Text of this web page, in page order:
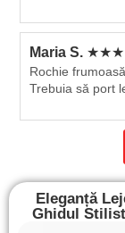
Maria S.
Rochie
Trebuia să port
Eleganță
Ghidul